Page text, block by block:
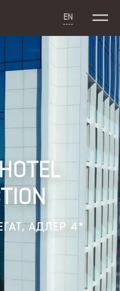
EN
АДЛЕР 4*